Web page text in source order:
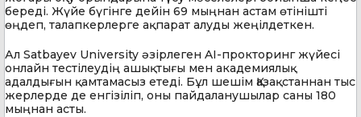
береді. Жүйе бүгінге дейін 69 мыңнан астам өтінішті
өңдеп, талапкерлерге ақпарат алуды жеңілдеткен.
Ал Satbayev University әзірлеген AI-прокторинг жүйесі
онлайн тестілеудің ашықтығы мен академиялық
адалдығын қамтамасыз етеді. Бұл шешім Қазақстаннан тыс
жерлерде де енгізіліп, оны пайдаланушылар саны 180
мыңнан асты.